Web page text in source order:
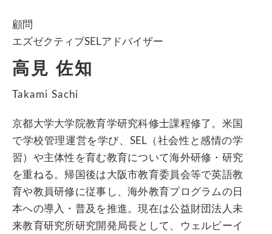
顧問
エズゼクティブSELアドバイザー
高見 佐知
Takami Sachi
京都大学大学院教育学研究科修士課程修了。米国
で学校管理運営を学び、SEL（社会性と感情の学
習）や主体性を育む教育について海外研修・研究
を重ねる。帰国後は大阪市教育委員会等で英語教
育や教員研修に従事し、海外教育プログラムの日
本への導入・普及を推進。現在は公益財団法人未
来教育研究所研究開発局長として、ウェルビーイ